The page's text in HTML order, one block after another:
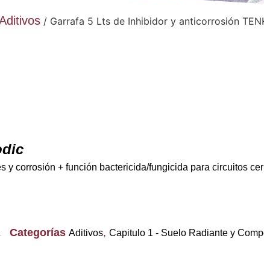
/ Garrafa 5 Lts de Inhibidor y anticorrosión
y corrosión + función bactericida/fungicida para circuitos
Categorías Aditivos, Capitulo 1 - Suelo Radiante y